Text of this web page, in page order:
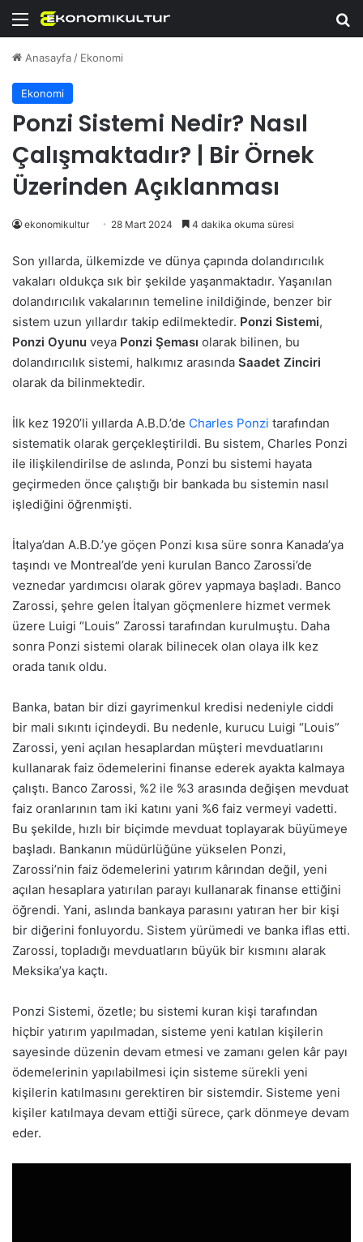
Menü
Anasayfa/ Ekonomi
Ekonomi
Ponzi Sistemi Nedir? Nasıl
Çalışmaktadır? | Bir Örnek
Üzerinden Açıklanması
ekonomikultur 28 Mart 2024 4 dakika okuma süresi
Son yıllarda, ülkemizde ve dünya çapında dolandırıcılık
vakaları oldukça sık bir şekilde yaşanmaktadır. Yaşanılan
dolandırıcılık vakalarının temeline inildiğinde, benzer bir
sistem uzun yıllardır takip edilmektedir. Ponzi Sistemi,
Ponzi Oyunu veya Ponzi Şeması olarak bilinen, bu
dolandırıcılık sistemi, halkımız arasında Saadet Zinciri
olarak da bilinmektedir.
İlk kez 1920’li yıllarda A.B.D.’de Charles Ponzi tarafından
sistematik olarak gerçekleştirildi. Bu sistem, Charles Ponzi
ile ilişkilendirilse de aslında, Ponzi bu sistemi hayata
geçirmeden önce çalıştığı bir bankada bu sistemin nasıl
işlediğini öğrenmişti.
İtalya’dan A.B.D.’ye göçen Ponzi kısa süre sonra Kanada’ya
taşındı ve Montreal’de yeni kurulan Banco Zarossi’de
veznedar yardımcısı olarak görev yapmaya başladı. Banco
Zarossi, şehre gelen İtalyan göçmenlere hizmet vermek
üzere Luigi “Louis” Zarossi tarafından kurulmuştu. Daha
sonra Ponzi sistemi olarak bilinecek olan olaya ilk kez
orada tanık oldu.
Banka, batan bir dizi gayrimenkul kredisi nedeniyle ciddi
bir mali sıkıntı içindeydi. Bu nedenle, kurucu Luigi “Louis”
Zarossi, yeni açılan hesaplardan müşteri mevduatlarını
kullanarak faiz ödemelerini finanse ederek ayakta kalmaya
çalıştı. Banco Zarossi, %2 ile %3 arasında değişen mevduat
faiz oranlarının tam iki katını yani %6 faiz vermeyi vadetti.
Bu şekilde, hızlı bir biçimde mevduat toplayarak büyümeye
başladı. Bankanın müdürlüğüne yükselen Ponzi,
Zarossi’nin faiz ödemelerini yatırım kârından değil, yeni
açılan hesaplara yatırılan parayı kullanarak finanse ettiğini
öğrendi. Yani, aslında bankaya parasını yatıran her bir kişi
bir diğerini fonluyordu. Sistem yürümedi ve banka iflas etti.
Zarossi, topladığı mevduatların büyük bir kısmını alarak
Meksika’ya kaçtı.
Ponzi Sistemi, özetle; bu sistemi kuran kişi tarafından
hiçbir yatırım yapılmadan, sisteme yeni katılan kişilerin
sayesinde düzenin devam etmesi ve zamanı gelen kâr payı
ödemelerinin yapılabilmesi için sisteme sürekli yeni
kişilerin katılmasını gerektiren bir sistemdir. Sisteme yeni
kişiler katılmaya devam ettiği sürece, çark dönmeye devam
eder.